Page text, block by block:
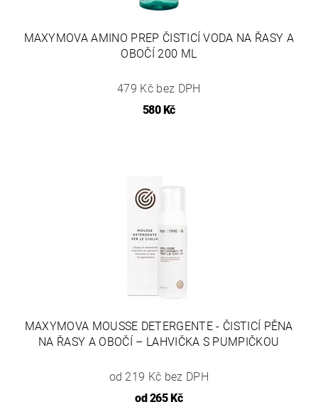
MAXYMOVA AMINO PREP ČISTICÍ VODA NA ŘASY A
OBOČÍ 200 ML
479 Kč bez DPH
580 Kč
MAXYMOVA MOUSSE DETERGENTE - ČISTICÍ PĚNA
NA ŘASY A OBOČÍ – LAHVIČKA S PUMPIČKOU
od 219 Kč bez DPH
od265 Kč